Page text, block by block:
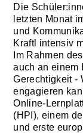
Die
letzten Monat
und
Kraftl intensiv
Im Rahmen
auch an einem
Gerechtigkeit -
engagieren
Online-
(HPI), einem
und erste